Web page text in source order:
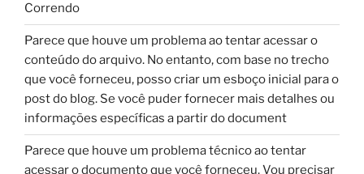
Correndo
Parece que houve um problema ao tentar acessar o
conteúdo do arquivo. No entanto, com base no trecho
que você forneceu, posso criar um esboço inicial para o
post do blog. Se você puder fornecer mais detalhes ou
informações específicas a partir do document
Parece que houve um problema técnico ao tentar
acessar o documento que você forneceu. Vou precisar